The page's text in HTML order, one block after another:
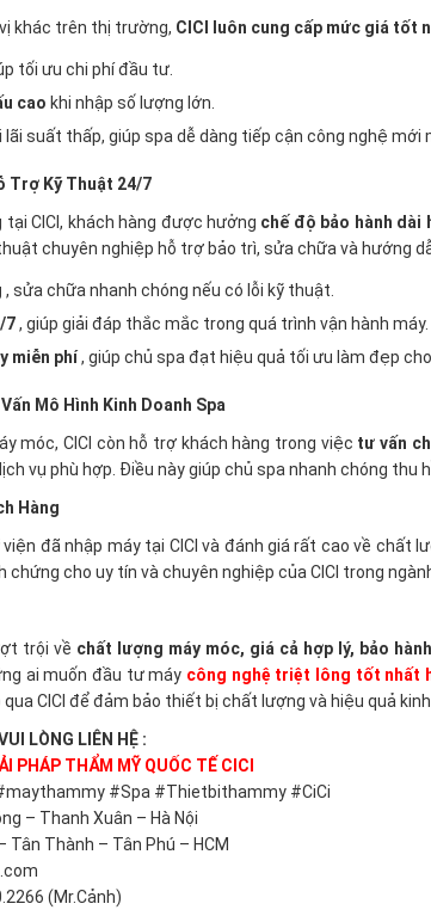
khác trên thị trường, CICI luôn cung cấp mức giá tốt
tối ưu chi phí đầu tư.
cao khi nhập số lượng lớn.
lãi suất thấp, giúp spa dễ dàng tiếp cận công nghệ mới
Trợ Kỹ Thuật 24/7
CICI, khách hàng được hưởng chế độ bảo hành dài
chuyên nghiệp hỗ trợ bảo trì, sửa chữa và hướng
, sửa chữa nhanh chóng nếu có lỗi kỹ thuật.
7, giúp giải đáp thắc mắc trong quá trình vận hành máy.
miễn phí, giúp chủ spa đạt hiệu quả tối ưu làm đẹp cho
Mô Hình Kinh Doanh Spa
móc, CICI còn hỗ trợ khách hàng trong việc tư vấn
vụ phù hợp. Điều này giúp chủ spa nhanh chóng thu
Hàng
đã nhập máy tại CICI và đánh giá rất cao về chất
chứng cho uy tín và chuyên nghiệp của CICI trong
trội về chất lượng máy móc, giá cả hợp lý, bảo
ai muốn đầu tư máy công nghệ triệt lông tốt nhất
CICI để đảm bảo thiết bị chất lượng và hiệu quả
LÒNG LIÊN HỆ :
PHÁP THẨM MỸ QUỐC TẾ CICI
#Spa #Thietbithammy #CiCi
– Thanh Xuân – Hà Nội
Tân Thành – Tân Phú – HCM
(Mr.Cảnh)